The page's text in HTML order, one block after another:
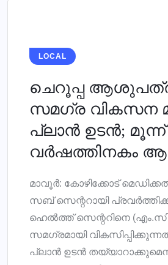
LOCAL
ചെറൂപ്പ
സമഗ്ര വികസന
പ്ലാൻ ഉടൻ; മൂന്ന്
വർഷത്തിനകം
മാവൂർ: കോഴിക്കോട്
സബ് സെന്ററായി
ഹെൽത്ത് സെന്ററിനെ
സമഗ്രമായി
പ്ലാൻ ഉടൻ